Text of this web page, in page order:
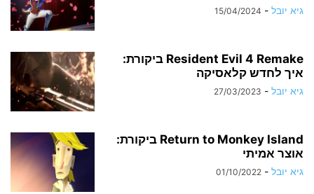
גיא יובל -
15/04/2024
Resident Evil 4 Remake ביקורת:
איך לחדש קלאסיקה
גיא יובל -
27/03/2023
Return to Monkey Island ביקורת:
אוצר אמיתי
גיא יובל -
01/10/2022